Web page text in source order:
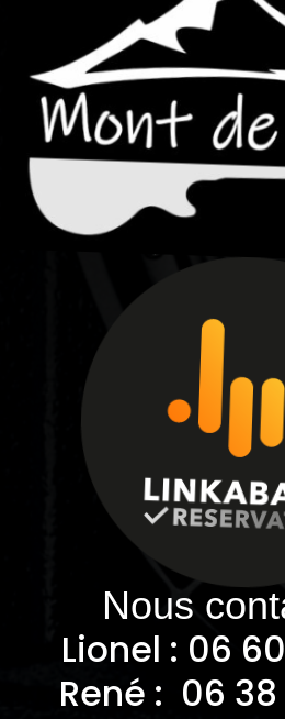
Nous
Lionel : 06
René : 06